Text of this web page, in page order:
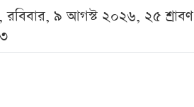
রবিবার, ৯ আগস্ট ২০২৬, ২৫ শ্রাবণ